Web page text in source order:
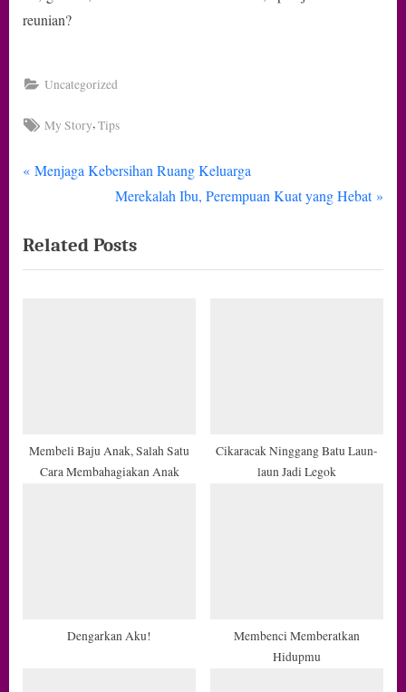
reunian?
Uncategorized
Tags:
My Story,Tips
Navigasi
P
v
i
t
Menjaga Kebersihan Ruang Keluarga
N
x
t
Merekalah Ibu, Perempuan Kuat yang Hebat
Related Posts
Membeli Baju Anak, Salah Satu
Cara Membahagiakan Anak
Cikaracak Ninggang Batu Laun-
laun Jadi Legok
Dengarkan Aku!
Membenci Memberatkan
Hidupmu